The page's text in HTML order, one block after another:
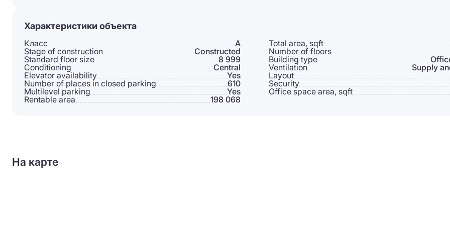
Характеристики объекта
Класс A Total area, sqft
Stage of construction
Constructed Number of floors
Standard floor size
8 999 Building type
Conditioning
Сentral Ventilation
Supply
Elevator availability
Yes Layout
Number of places in closed parking
610 Security
Multilevel parking
Yes Office space area, sqft
Rentable area
198 068
На карте